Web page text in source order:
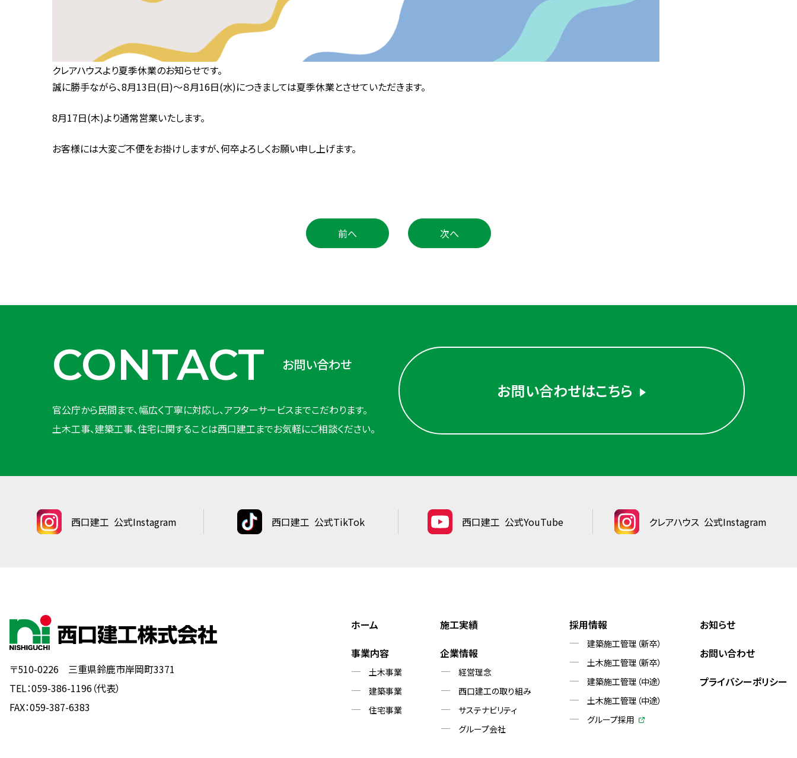
クレアハウスより夏季休業のお知らせです。
誠に勝手ながら、8月13日(日)～８月16日(水)につきましては夏季休業とさせていただきます。
8月17日(木)より通常営業いたします。
お客様には大変ご不便をお掛けしますが、何卒よろしくお願い申し上げます。
前へ 次へ
CONTACT お問い合わせ
官公庁から民間まで、幅広く丁寧に対応し、アフターサービスまでこだわります。
土木工事、建築工事、住宅に関することは西口建工までお気軽にご相談ください。
お問い合わせはこちら
西口建工 公式Instagram 西口建工 公式TikTok 西口建工 公式YouTube クレアハウス 公式Instagram
〒510-0226 三重県鈴鹿市岸岡町3371
TEL：059-386-1196（代表）
FAX：059-387-6383
ホーム
事業内容
土木事業
建築事業
住宅事業
施工実績
企業情報
経営理念
西口建工の取り組み
サステナビリティ
グループ会社
採用情報
建築施工管理（新卒）
土木施工管理（新卒）
建築施工管理（中途）
土木施工管理（中途）
グループ採用
お知らせ
お問い合わせ
プライバシーポリシー